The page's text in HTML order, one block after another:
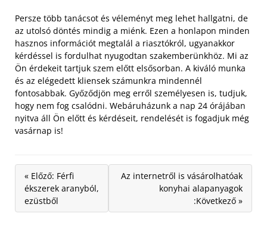
Persze több tanácsot és véleményt meg lehet hallgatni, de
az utolsó döntés mindig a miénk. Ezen a honlapon minden
hasznos információt megtalál a riasztókról, ugyanakkor
kérdéssel is fordulhat nyugodtan szakemberünkhöz. Mi az
Ön érdekeit tartjuk szem előtt elsősorban. A kiváló munka
és az elégedett kliensek számunkra mindennél
fontosabbak. Győződjön meg erről személyesen is, tudjuk,
hogy nem fog csalódni. Webáruházunk a nap 24 órájában
nyitva áll Ön előtt és kérdéseit, rendelését is fogadjuk még
vasárnap is!
« Előző: Férfi
ékszerek aranyból,
ezüstből
Az internetről is vásárolhatóak
konyhai alapanyagok
:Következő »